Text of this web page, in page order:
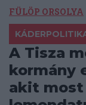
FÜLÖP ORSOLYA
A Tisza
kormány
akit most